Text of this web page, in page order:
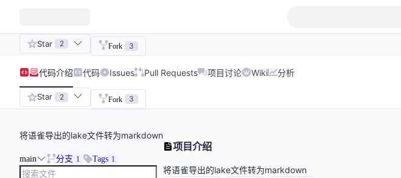
Star 2 Fork 3
代码介绍 代码 Issues Pull Requests 项目讨论 Wiki 分析
Star 2 Fork 3
将语雀导出的lake文件转为markdown
main 分支 1 Tags 1
项目介绍
将语雀导出的lake文件转为markdown